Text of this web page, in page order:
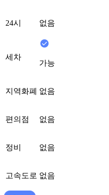
24시 없음
세차
가능
지역화폐 없음
편의점 없음
정비 없음
고속도로 없음